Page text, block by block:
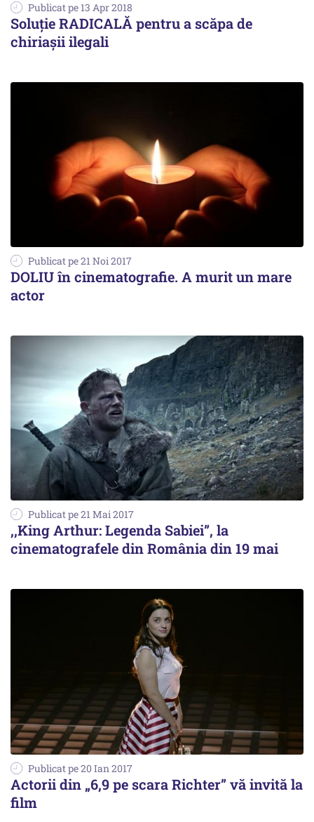
Publicat pe 13 Apr 2018
Soluţie RADICALĂ pentru a scăpa de
chiriaşii ilegali
Publicat pe 21 Noi 2017
DOLIU în cinematografie. A murit un mare
actor
Publicat pe 21 Mai 2017
,,King Arthur: Legenda Sabiei”, la
cinematografele din România din 19 mai
Publicat pe 20 Ian 2017
Actorii din „6,9 pe scara Richter” vă invită la
film